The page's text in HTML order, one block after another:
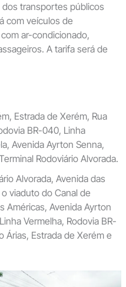
transportes públicos
com veículos de
ar-condicionado,
A tarifa será de
Estrada de Xerém, Rua
BR-040, Linha
Avenida Ayrton Senna,
Rodoviário Alvorada.
Alvorada, Avenida das
viaduto do Canal de
Américas, Avenida Ayrton
Vermelha, Rodovia BR-
Árias, Estrada de Xerém e